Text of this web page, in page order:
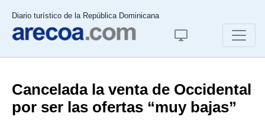
Diario turístico de la República Dominicana
Cancelada la venta de Occidental
por ser las ofertas “muy bajas”